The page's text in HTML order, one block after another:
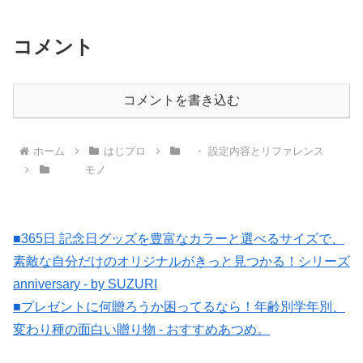
コメント
コメントを書き込む
ホーム はじプロ
・ 設定内容とリファレンス
モノ
■365日 記念日グッズを豊富なカラーと選べるサイズで、
素敵な自分だけのオリジナルがきっと見つかる！シリーズ
anniversary - by SUZURI
■プレゼントに何贈ろうか困ってるなら！年齢別学年別、
変わり種の面白い贈り物 - おすすめあつめ。